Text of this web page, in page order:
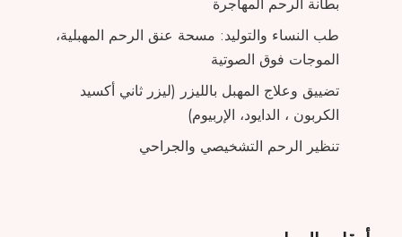
بطانة الرحم المهاجرة
طب النساء والتوليد: مسحة عنق الرحم المهبلية،
الموجات فوق الصوتية
تضييق وعلاج المهبل بالليزر (ليزر ثاني أكسيد
الكربون ، الدايود، الإربيوم)
تنظير الرحم التشخيصي والجراحي